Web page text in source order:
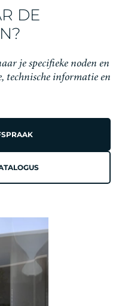
DE
je specifieke noden en
technische informatie en